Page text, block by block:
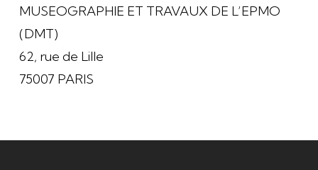
MUSEOGRAPHIE ET TRAVAUX DE L’EPMO
(DMT)
62, rue de Lille
75007 PARIS